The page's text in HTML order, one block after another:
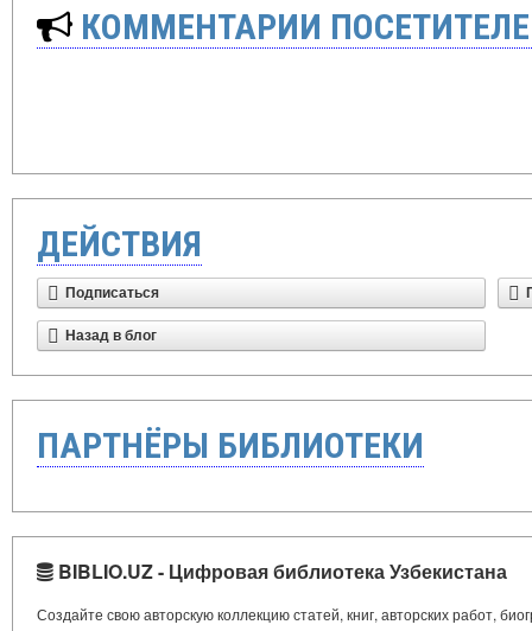
КОММЕНТАРИИ
ДЕЙСТВИЯ
Подписаться
Назад в блог
ПАРТНЁРЫ БИБЛИОТЕКИ
BIBLIO.UZ - Цифровая библиотека Узбекистана
Создайте свою авторскую коллекцию статей, книг, авторских работ,